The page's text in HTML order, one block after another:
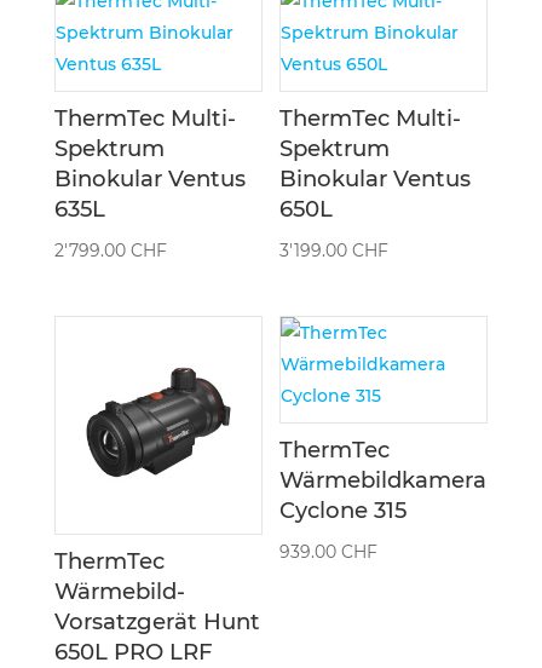
ThermTec Multi-
Spektrum
Binokular Ventus
635L
2'799.00 CHF
ThermTec Multi-
Spektrum
Binokular Ventus
650L
3'199.00CHF
ThermTec
Wärmebild-
Vorsatzgerät Hunt
650L PRO LRF
ThermTec
Wärmebildkamera
Cyclone 315
939.00CHF